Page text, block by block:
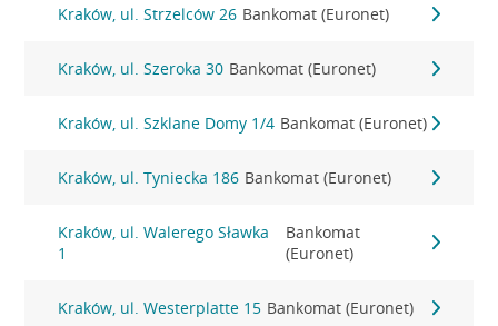
Kraków, ul. Strzelców 26 Bankomat (Euronet)
Kraków, ul. Szeroka 30 Bankomat (Euronet)
Kraków, ul. Szklane Domy 1/4 Bankomat (Euronet)
Kraków, ul. Tyniecka 186 Bankomat (Euronet)
Kraków, ul. Walerego Sławka
1
Bankomat
(Euronet)
Kraków, ul. Westerplatte 15 Bankomat (Euronet)